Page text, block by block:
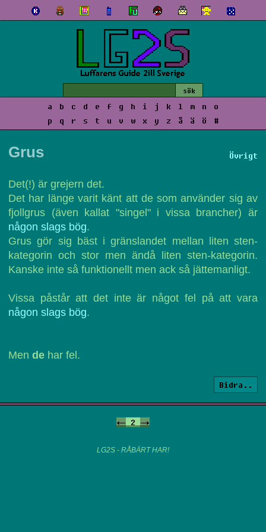
a b c d e f g h i j k l m n
o
p
q r s t u v w x y z å ä ö #
Övrigt
Grus
Det(!) är grejern det.
Det har länge varit känt att de som använder sig av
fjollgrus (även kallat "singel" i vissa brancher) är
någon slags bög.
Grus gör sig bäst i gränslandet mellan liten sten-
kategorin och stor men ändå liten sten-kategorin.
Kanske inte så funktionellt men ack så jättemanligt.
Vissa påstår att det inte är något fel på att vara
någon slags bög.
Men de har fel.
Bidra..
<- 2 ->
LG2S - RÅBÄRT HAR!